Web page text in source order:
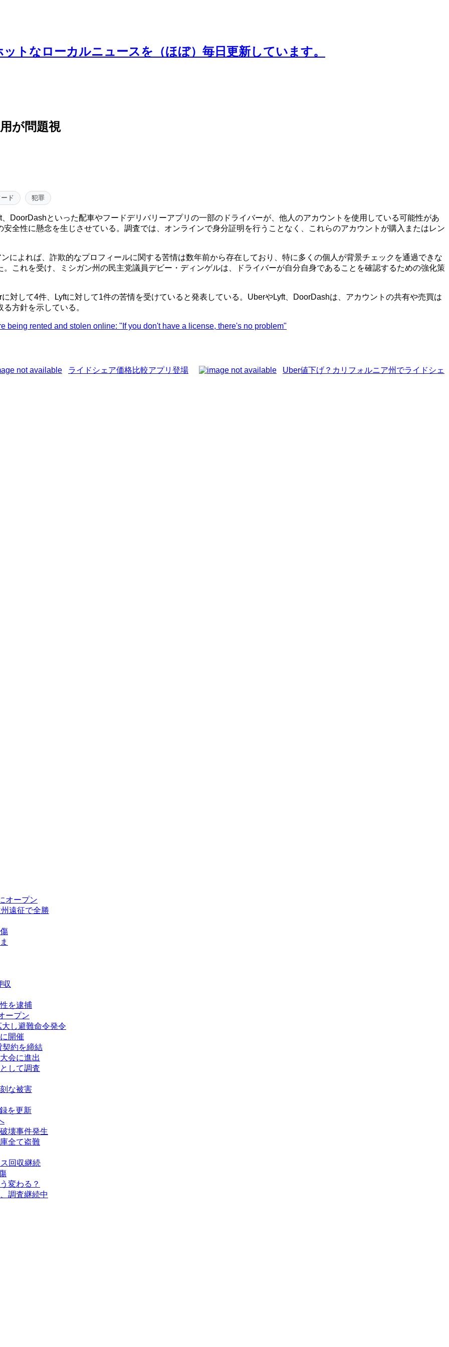
トなローカルニュースを（ほぼ）毎日更新しています。
が問題視
ド 犯罪
DoorDashといった配車やフードデリバリーアプリの一部のドライバーが、他人のアカウントを使用している可能性があ
全性に懸念を生じさせている。調査では、オンラインで身分証明を行うことなく、これらのアカウントが購入またはレン
によれば、詐欺的なプロフィールに関する苦情は数年前から存在しており、特に多くの個人が背景チェックを通過できな
これを受け、ミシガン州の民主党議員デビー・ディンゲルは、ドライバーが自分自身であることを確認するための強化策
対して4件、Lyftに対して1件の苦情を受けていると発表している。UberやLyft、DoorDashは、アカウントの共有や売買は
方針を示している。
being rented and stolen online: "If you don't have a license, there's no problem"
ライドシェア価格比較アプリ登場 Uber値下げ？カリフォルニア州でライドシェ
オープン
遠征で全勝
収
を逮捕
ープン
し避難命令発令
開催
契約を締結
会に進出
して調査
な被害
を更新
壊事件発生
全て盗難
回収継続
変わる？
調査継続中